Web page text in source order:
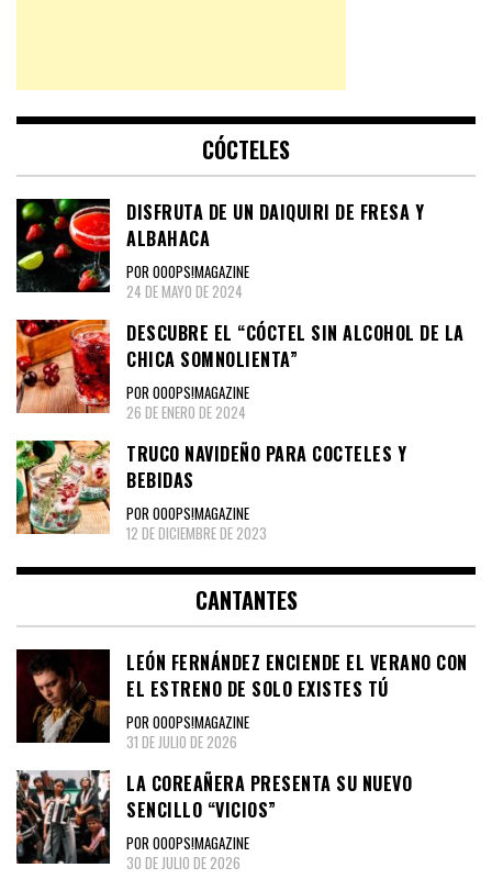
CÓCTELES
DISFRUTA DE UN DAIQUIRI DE FRESA Y
ALBAHACA
POR OOOPS!MAGAZINE
24 DE MAYO DE 2024
DESCUBRE EL “CÓCTEL SIN ALCOHOL DE LA
CHICA SOMNOLIENTA”
POR OOOPS!MAGAZINE
26 DE ENERO DE 2024
TRUCO NAVIDEÑO PARA COCTELES Y
BEBIDAS
POR OOOPS!MAGAZINE
12 DE DICIEMBRE DE 2023
CANTANTES
LEÓN FERNÁNDEZ ENCIENDE EL VERANO CON
EL ESTRENO DE SOLO EXISTES TÚ
POR OOOPS!MAGAZINE
31 DE JULIO DE 2026
LA COREAÑERA PRESENTA SU NUEVO
SENCILLO “VICIOS”
POR OOOPS!MAGAZINE
30 DE JULIO DE 2026